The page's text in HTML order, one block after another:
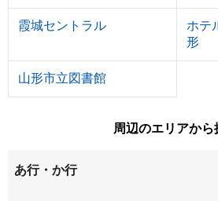
霞城セントラル
ホテ
形
山形市立図書館
周辺のエリアから
あ行・か行